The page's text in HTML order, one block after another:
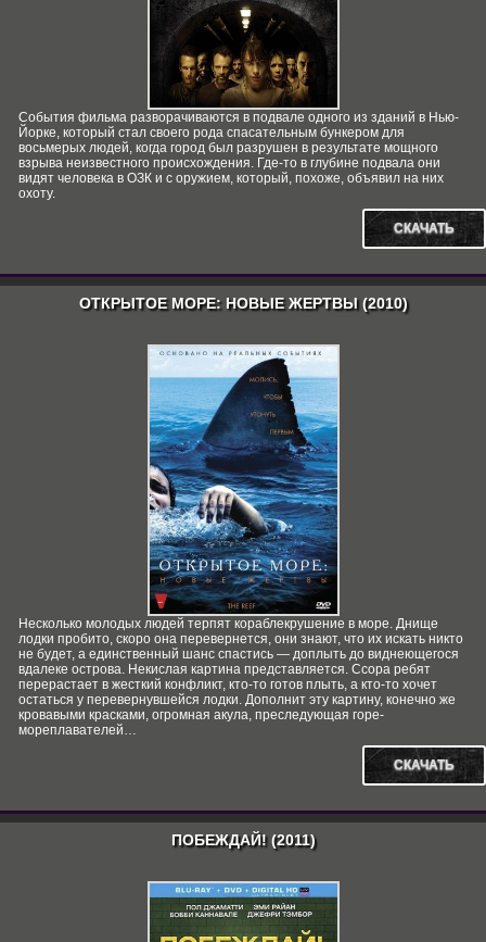
События фильма разворачиваются в подвале одного из зданий в Нью-
Йорке, который стал своего рода спасательным бункером для
восьмерых людей, когда город был разрушен в результате мощного
взрыва неизвестного происхождения. Где-то в глубине подвала они
видят человека в ОЗК и с оружием, который, похоже, объявил на них
охоту.
СКАЧАТЬ
ОТКРЫТОЕ МОРЕ: НОВЫЕ ЖЕРТВЫ (2010)
Несколько молодых людей терпят кораблекрушение в море. Днище
лодки пробито, скоро она перевернется, они знают, что их искать никто
не будет, а единственный шанс спастись — доплыть до виднеющегося
вдалеке острова. Некислая картина представляется. Ссора ребят
перерастает в жесткий конфликт, кто-то готов плыть, а кто-то хочет
остаться у перевернувшейся лодки. Дополнит эту картину, конечно же
кровавыми красками, огромная акула, преследующая горе-
мореплавателей…
СКАЧАТЬ
ПОБЕЖДАЙ! (2011)